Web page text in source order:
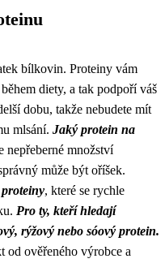
bílkovin. Proteiny vám
diety, a tak podpoří váš
dobu, takže nebudete mít
mlsání. Jaký protein na
nepřeberné množství
může být oříšek.
, které se rychle
Pro ty, kteří hledají
rýžový nebo sóový protein.
ověřeného výrobce a